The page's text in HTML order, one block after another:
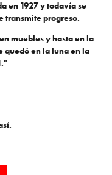
en 1927 y todavía se
transmite progreso.
muebles y hasta en la
quedó en la luna en la